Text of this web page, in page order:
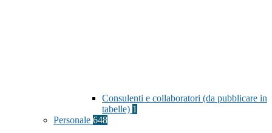
Consulenti e collaboratori (da pubblicare in
tabelle) 1
Personale 648